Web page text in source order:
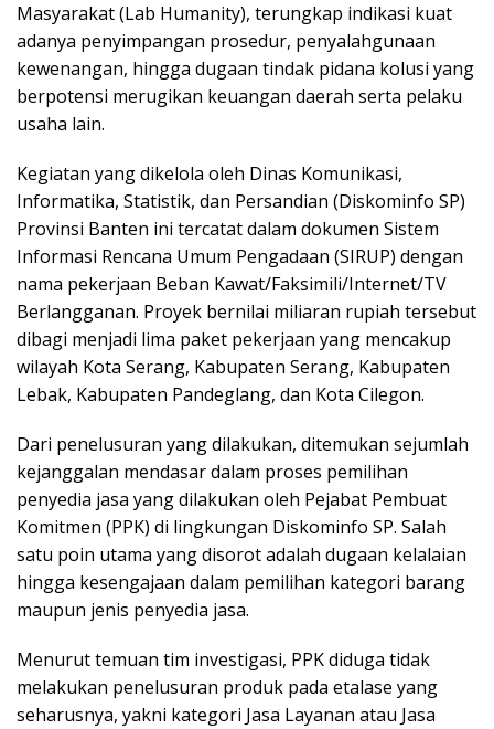
Masyarakat (Lab Humanity), terungkap indikasi kuat
adanya penyimpangan prosedur, penyalahgunaan
kewenangan, hingga dugaan tindak pidana kolusi yang
berpotensi merugikan keuangan daerah serta pelaku
usaha lain.
Kegiatan yang dikelola oleh Dinas Komunikasi,
Informatika, Statistik, dan Persandian (Diskominfo SP)
Provinsi Banten ini tercatat dalam dokumen Sistem
Informasi Rencana Umum Pengadaan (SIRUP) dengan
nama pekerjaan Beban Kawat/Faksimili/Internet/TV
Berlangganan. Proyek bernilai miliaran rupiah tersebut
dibagi menjadi lima paket pekerjaan yang mencakup
wilayah Kota Serang, Kabupaten Serang, Kabupaten
Lebak, Kabupaten Pandeglang, dan Kota Cilegon.
Dari penelusuran yang dilakukan, ditemukan sejumlah
kejanggalan mendasar dalam proses pemilihan
penyedia jasa yang dilakukan oleh Pejabat Pembuat
Komitmen (PPK) di lingkungan Diskominfo SP. Salah
satu poin utama yang disorot adalah dugaan kelalaian
hingga kesengajaan dalam pemilihan kategori barang
maupun jenis penyedia jasa.
Menurut temuan tim investigasi, PPK diduga tidak
melakukan penelusuran produk pada etalase yang
seharusnya, yakni kategori Jasa Layanan atau Jasa